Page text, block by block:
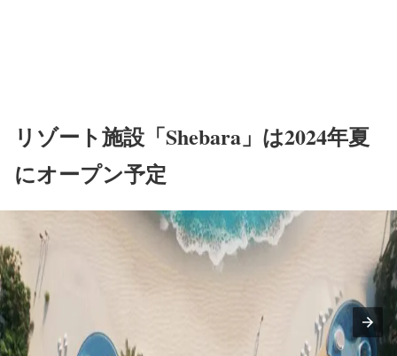
リゾート施設「Shebara」は2024年夏
にオープン予定